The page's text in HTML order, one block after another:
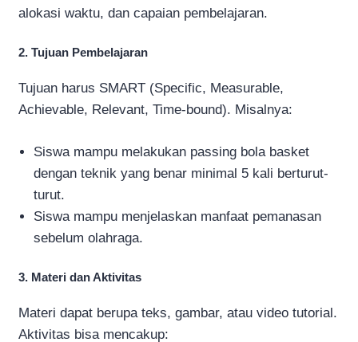
alokasi waktu, dan capaian pembelajaran.
2. Tujuan Pembelajaran
Tujuan harus SMART (Specific, Measurable,
Achievable, Relevant, Time-bound). Misalnya:
Siswa mampu melakukan passing bola basket
dengan teknik yang benar minimal 5 kali berturut-
turut.
Siswa mampu menjelaskan manfaat pemanasan
sebelum olahraga.
3. Materi dan Aktivitas
Materi dapat berupa teks, gambar, atau video tutorial.
Aktivitas bisa mencakup: